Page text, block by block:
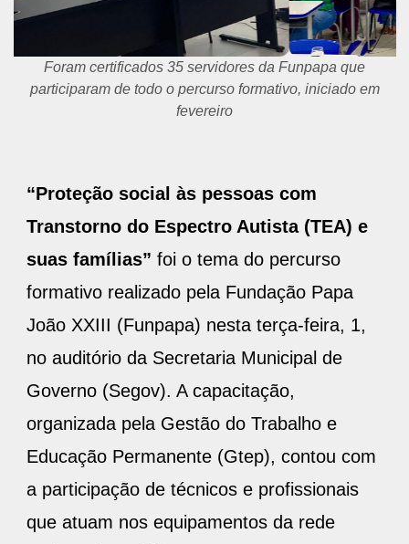
Foram certificados 35 servidores da Funpapa que
participaram de todo o percurso formativo, iniciado em
fevereiro
“Proteção social às pessoas com
Transtorno do Espectro Autista (TEA) e
suas famílias” foi o tema do percurso
formativo realizado pela Fundação Papa
João XXIII (Funpapa) nesta terça-feira, 1,
no auditório da Secretaria Municipal de
Governo (Segov). A capacitação,
organizada pela Gestão do Trabalho e
Educação Permanente (Gtep), contou com
a participação de técnicos e profissionais
que atuam nos equipamentos da rede